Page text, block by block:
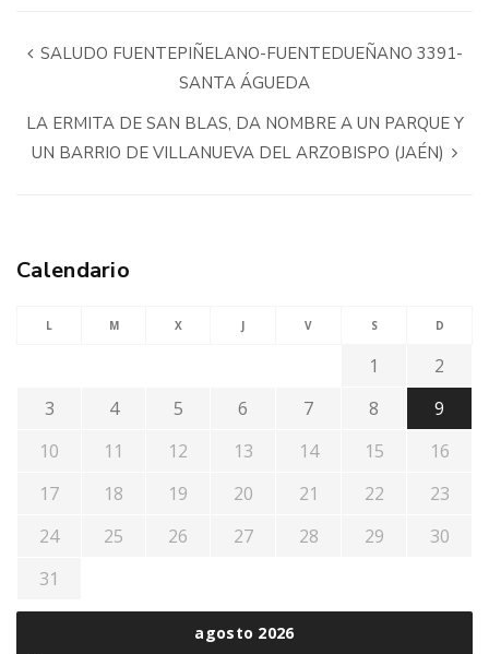
SALUDO FUENTEPIÑELANO-FUENTEDUEÑANO 3391-
SANTA ÁGUEDA
LA ERMITA DE SAN BLAS, DA NOMBRE A UN PARQUE Y
UN BARRIO DE VILLANUEVA DEL ARZOBISPO (JAÉN)
Calendario
agosto 2026
L M X J V S D
1
2
3
4 5 6 7 8
9
10
11 12 13 14 15
16
17
18 19 20 21 22
23
24
25 26 27 28 29
30
31